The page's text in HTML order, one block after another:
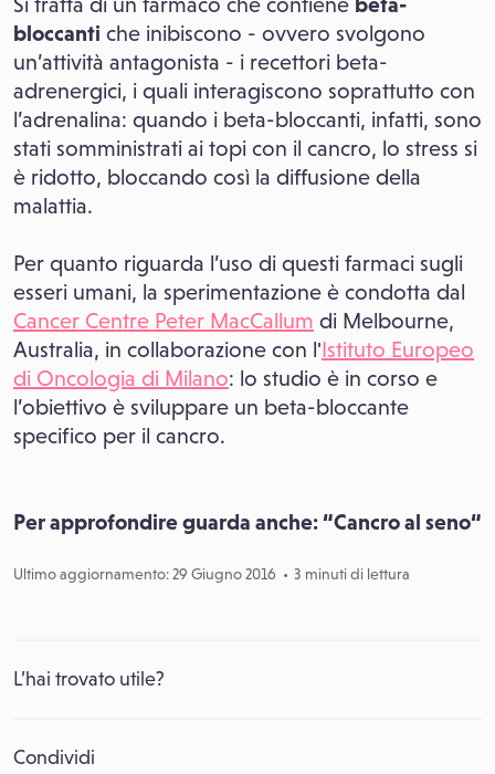
bloccanti che inibiscono - ovvero svolgono
un’attività antagonista - i recettori beta-
adrenergici, i quali interagiscono soprattutto con
l’adrenalina: quando i beta-bloccanti, infatti, sono
stati somministrati ai topi con il cancro, lo stress si
è ridotto, bloccando così la diffusione della
malattia.
Per quanto riguarda l’uso di questi farmaci sugli
esseri umani, la sperimentazione è condotta dal
Cancer Centre Peter MacCallum di Melbourne,
Australia, in collaborazione con l'Istituto Europeo
di Oncologia di Milano: lo studio è in corso e
l’obiettivo è sviluppare un beta-bloccante
specifico per il cancro.
Per approfondire guarda anche: “Cancro al seno“
Ultimo aggiornamento: 29 Giugno 2016 3 minuti di lettura
L’hai trovato utile?
Condividi